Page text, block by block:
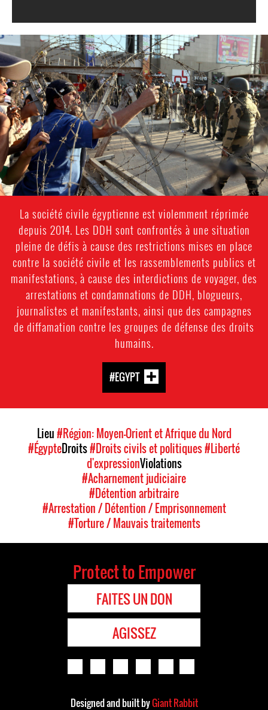
#Egypt-
general-
context.jpg
La société civile égyptienne est violemment réprimée
depuis 2014. Les DDH sont confrontés à une situation
pleine de défis à cause des restrictions mises en place
contre la société civile et les rassemblements publics et
manifestations, à cause des interdictions de voyager, des
arrestations et condamnations de DDH, blogueurs,
journalistes et manifestants, ainsi que des campagnes
de diffamation contre les groupes de défense des droits
humains.
#EGYPT
Lieu#Région: Moyen-Orient et Afrique du Nord
#ÉgypteDroits#Droits civils et politiques#Liberté
d'expressionViolations
#Acharnement judiciaire
#Détention arbitraire
#Arrestation / Détention / Emprisonnement
#Torture / Mauvais traitements
Protect to Empower
FAITES UN DON
AGISSEZ
Designed and built byGiant Rabbit